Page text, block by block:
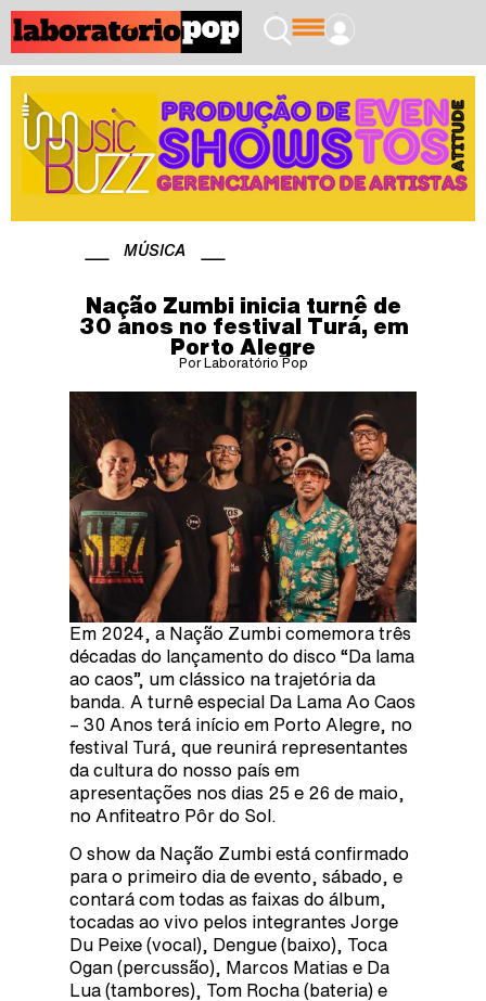
MÚSICA
Nação Zumbi inicia turnê de
30 anos no festival Turá, em
Porto Alegre
Por Laboratório Pop
Em 2024, a Nação Zumbi comemora três
décadas do lançamento do disco “Da lama
ao caos”, um clássico na trajetória da
banda. A turnê especial Da Lama Ao Caos
– 30 Anos terá início em Porto Alegre, no
festival Turá, que reunirá representantes
da cultura do nosso país em
apresentações nos dias 25 e 26 de maio,
no Anfiteatro Pôr do Sol.
O show da Nação Zumbi está confirmado
para o primeiro dia de evento, sábado, e
contará com todas as faixas do álbum,
tocadas ao vivo pelos integrantes Jorge
Du Peixe (vocal), Dengue (baixo), Toca
Ogan (percussão), Marcos Matias e Da
Lua (tambores), Tom Rocha (bateria) e